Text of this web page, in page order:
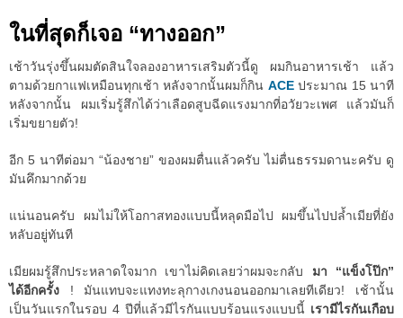
ในที่สุดก็เจอ “ทางออก”
เช้าวันรุ่งขึ้นผมตัดสินใจลองอาหารเสริมตัวนี้ดู ผมกินอาหารเช้า แล้ว
ตามด้วยกาแฟเหมือนทุกเช้า หลังจากนั้นผมก็กิน ACEประมาณ 15 นาที
หลังจากนั้น ผมเริ่มรู้สึกได้ว่าเลือดสูบฉีดแรงมากที่อวัยวะเพศ แล้วมันก็
เริ่มขยายตัว!
อีก 5 นาทีต่อมา “น้องชาย” ของผมตื่นแล้วครับ ไม่ตื่นธรรมดานะครับ ดู
มันคึกมากด้วย
แน่นอนครับ ผมไม่ให้โอกาสทองแบบนี้หลุดมือไป ผมขึ้นไปปล้ำเมียที่ยัง
หลับอยู่ทันที
เมียผมรู้สึกประหลาดใจมาก เขาไม่คิดเลยว่าผมจะกลับ มา “แข็งโป๊ก”
ได้อีกครั้ง ! มันแทบจะแทงทะลุกางเกงนอนออกมาเลยทีเดียว! เช้านั้น
เป็นวันแรกในรอบ 4 ปีที่แล้วมีไรกันแบบร้อนแรงแบบนี้ เรามีไรกันเกือบ